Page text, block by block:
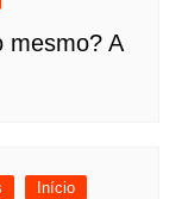
mesmo? A
Início